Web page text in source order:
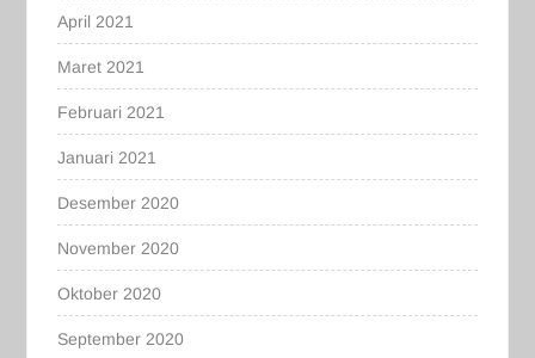
April 2021
Maret 2021
Februari 2021
Januari 2021
Desember 2020
November 2020
Oktober 2020
September 2020